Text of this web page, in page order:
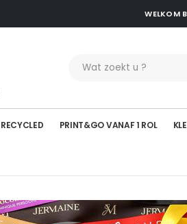
WELKOM
RECYCLED PRINT&GO VANAF 1 ROL